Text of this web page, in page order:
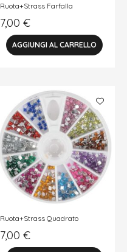
Ruota+Strass Farfalla
7,00 €
Ruota+Strass Quadrato
7,00 €